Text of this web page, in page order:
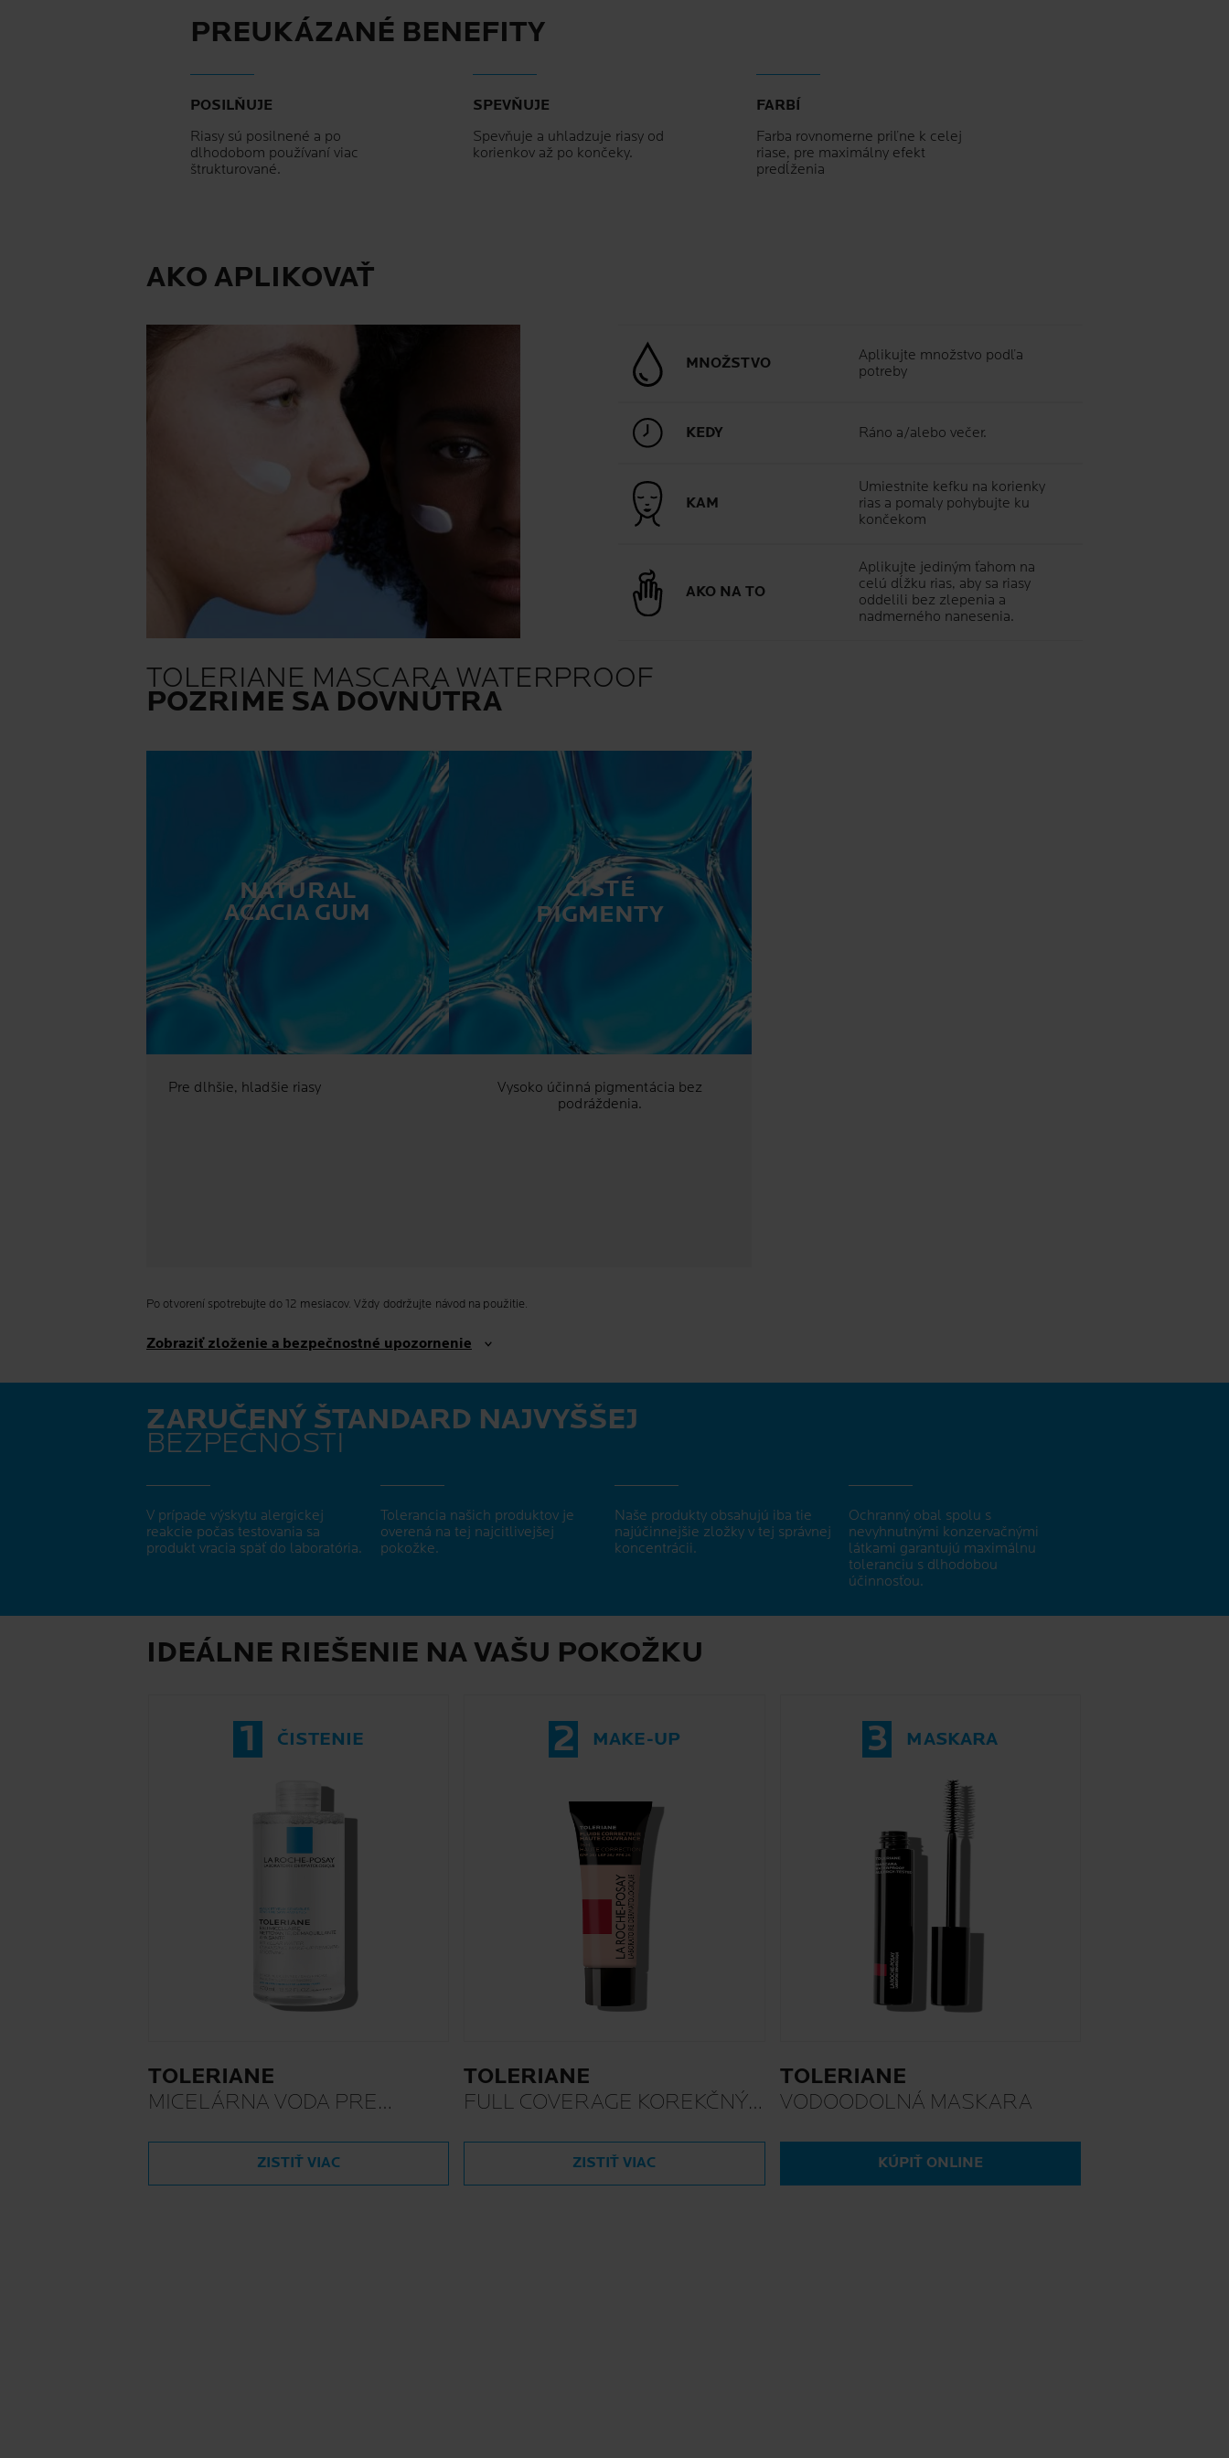
PREUKÁZANÉ BENEFITY
POSILŇUJE
Riasy sú posilnené a po
dlhodobom používaní viac
štrukturované.
SPEVŇUJE
Spevňuje a uhladzuje riasy od
korienkov až po končeky.
FARBÍ
Farba rovnomerne priľne k celej
riase, pre maximálny efekt
predĺženia
AKO APLIKOVAŤ
MNOŽSTVO
Aplikujte množstvo podľa
potreby
KEDY Ráno a/alebo večer.
KAM
Umiestnite kefku na korienky
rias a pomaly pohybujte ku
končekom
AKO NA TO
Aplikujte jediným ťahom na
celú dĺžku rias, aby sa riasy
oddelili bez zlepenia a
nadmerného nanesenia.
TOLERIANE MASCARA WATERPROOF
POZRIME SA DOVNÚTRA
NATURAL
ACACIA GUM
Pre dlhšie, hladšie riasy
ČISTÉ
PIGMENTY
Vysoko účinná pigmentácia bez
podráždenia.
Po otvorení spotrebujte do 12 mesiacov. Vždy dodržujte návod na použitie.
Zobraziť zloženie a bezpečnostné upozornenie
ZARUČENÝ ŠTANDARD NAJVYŠŠEJ
BEZPEČNOSTI
V prípade výskytu alergickej
reakcie počas testovania sa
produkt vracia späť do laboratória.
Tolerancia našich produktov je
overená na tej najcitlivejšej
pokožke.
Naše produkty obsahujú iba tie
najúčinnejšie zložky v tej správnej
koncentrácii.
Ochranný obal spolu s
nevyhnutnými konzervačnými
látkami garantujú maximálnu
toleranciu s dlhodobou
účinnosťou.
IDEÁLNE RIEŠENIE NA VAŠU POKOŽKU
1 ČISTENIE
TOLERIANE
MICELÁRNA VODA PRE
ZISTIŤ VIAC
2 MAKE-UP
TOLERIANE
FULL COVERAGE KOREKČNÝ
ZISTIŤ VIAC
3 MASKARA
TOLERIANE
VODOODOLNÁ MASKARA
KÚPIŤ ONLINE